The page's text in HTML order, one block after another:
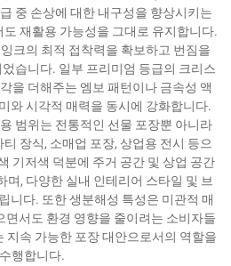
중 손상에 대한 내구성을 향상시키는
재활용 가능성을 그대로 유지합니다.
크의 최적 접착력을 확보하고 번짐을
습니다. 일부 프리미엄 등급의 크리스
을 더해주는 엠보 패턴이나 금속성 액
와 시각적 매력을 동시에 강화합니다.
범위는 전통적인 선물 포장뿐 아니라
장식, 소매업 포장, 상업용 전시 등으
기저색 덕분에 주거 공간 및 상업 공간
며, 다양한 실내 인테리어 스타일 및 브
니다. 또한 생분해성 특성은 미관적 매
면서도 환경 영향을 줄이려는 소비자들
지속 가능한 포장 대안으로서의 역할을
수행합니다.